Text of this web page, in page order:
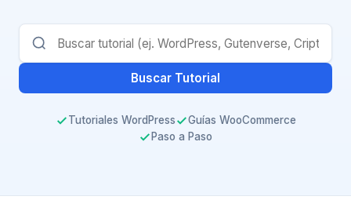
Buscar Tutorial
Tutoriales WordPress
Guías WooCommerce
Paso a Paso